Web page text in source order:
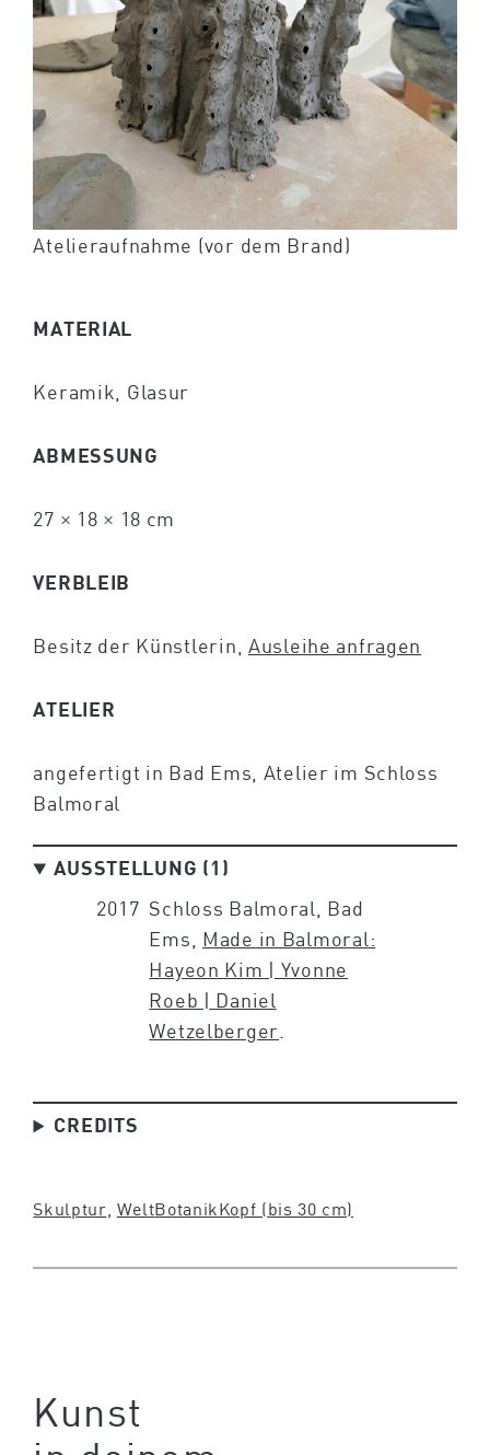
Atelieraufnahme (vor dem Brand)
MATERIAL
Keramik, Glasur
ABMESSUNG
27 × 18 × 18 cm
VERBLEIB
Besitz der Künstlerin, Ausleihe anfragen
ATELIER
angefertigt in Bad Ems, Atelier im Schloss
Balmoral
AUSSTELLUNG (1)
2017 Schloss Balmoral, Bad
Ems, Made in Balmoral:
Hayeon Kim | Yvonne
Roeb | Daniel
Wetzelberger.
CREDITS
Skulptur WeltBotanikKopf (bis 30 cm)
Kunst